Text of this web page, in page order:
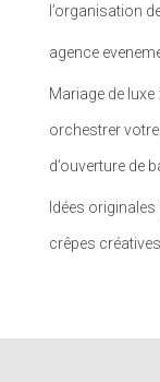
l’organisation
agence
Mariage de
orchestrer
d’ouverture de
Idées
crêpes créatives